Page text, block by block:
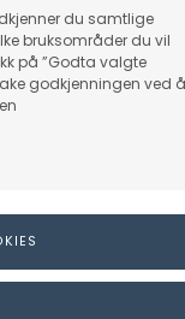
du samtlige
bruksområder du vil
på ”Godta valgte
godkjenningen ved å
varer.)